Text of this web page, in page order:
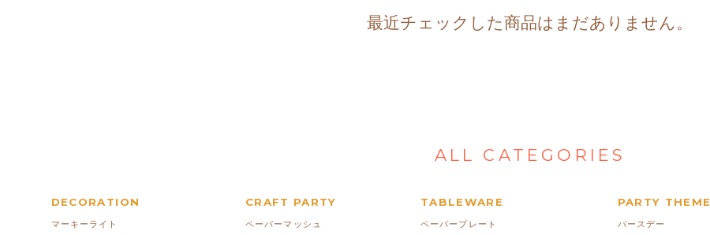
最近チェックした商品はまだありません。
ALL CATEGORIES
DECORATION
マーキーライト
CRAFT PARTY
ペーパーマッシュ
TABLEWARE
ペーパープレート
PARTY THEME
バースデー